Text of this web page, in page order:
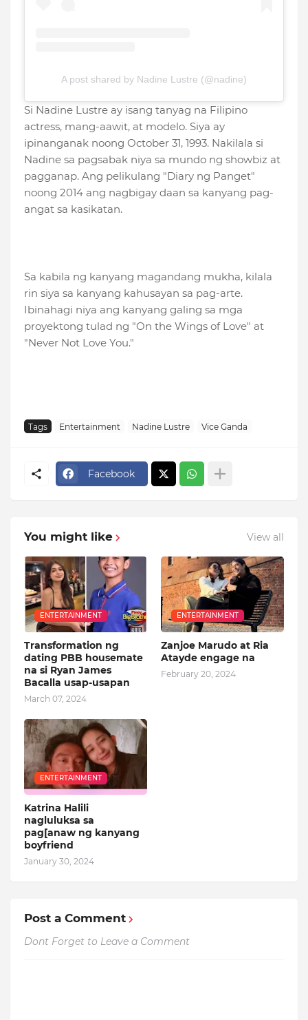
A post shared by Nadine Lustre (@nadine)
Si Nadine Lustre ay isang tanyag na Filipino
actress, mang-aawit, at modelo. Siya ay
ipinanganak noong October 31, 1993. Nakilala si
Nadine sa pagsabak niya sa mundo ng showbiz at
pagganap. Ang pelikulang "Diary ng Panget"
noong 2014 ang nagbigay daan sa kanyang pag-
angat sa kasikatan.
Sa kabila ng kanyang magandang mukha, kilala
rin siya sa kanyang kahusayan sa pag-arte.
Ibinahagi niya ang kanyang galing sa mga
proyektong tulad ng "On the Wings of Love" at
"Never Not Love You."
Tags Entertainment Nadine Lustre Vice Ganda
Facebook
You might like View all
ENTERTAINMENT
Transformation ng
dating PBB housemate
na si Ryan James
Bacalla usap-usapan
March 07, 2024
ENTERTAINMENT
Zanjoe Marudo at Ria
Atayde engage na
February 20, 2024
ENTERTAINMENT
Katrina Halili
nagluluksa sa
pag[anaw ng kanyang
boyfriend
January 30, 2024
Post a Comment
Dont Forget to Leave a Comment